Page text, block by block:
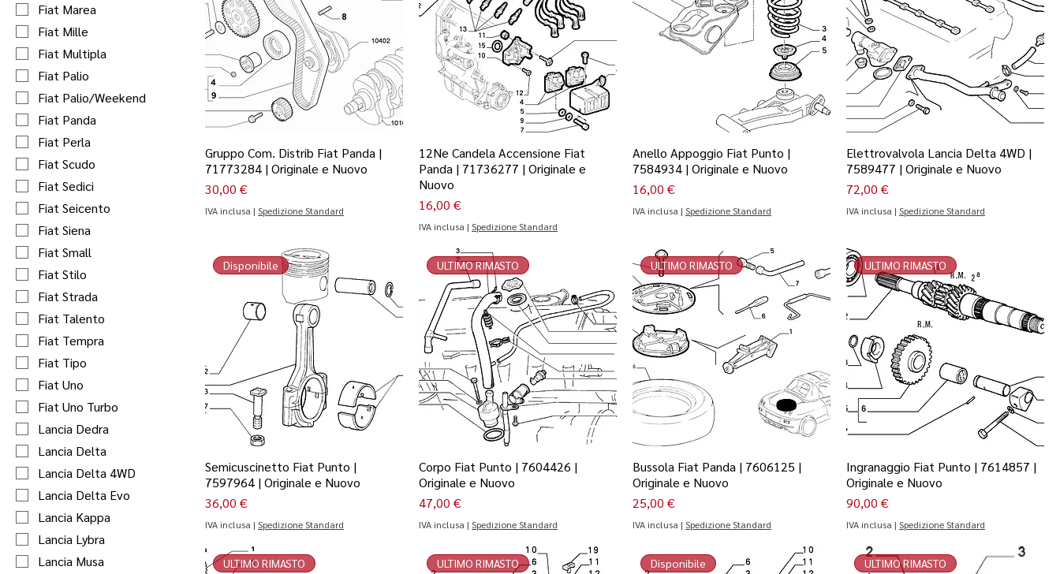
Fiat Marea
Fiat Mille
Fiat Multipla
Fiat Palio
Fiat Palio/Weekend
Fiat Panda
Fiat Perla
Fiat Scudo
Fiat Sedici
Fiat Seicento
Fiat Siena
Fiat Small
Fiat Stilo
Fiat Strada
Fiat Talento
Fiat Tempra
Fiat Tipo
Fiat Uno
Fiat Uno Turbo
Lancia Dedra
Lancia Delta
Lancia Delta 4WD
Lancia Delta Evo
Lancia Kappa
Lancia Lybra
Lancia Musa
Gruppo Com. Distrib Fiat Panda |
71773284 | Originale e Nuovo
Prezzo
30,00 €
IVA inclusa | Spedizione Standard
12Ne Candela Accensione Fiat
Panda | 71736277 | Originale e
Nuovo
Prezzo
16,00 €
IVA inclusa | Spedizione Standard
Anello Appoggio Fiat Punto |
7584934 | Originale e Nuovo
Prezzo
16,00 €
IVA inclusa | Spedizione Standard
Elettrovalvola Lancia Delta 4WD |
7589477 | Originale e Nuovo
Prezzo
72,00 €
IVA inclusa | Spedizione Standard
Disponibile
Semicuscinetto Fiat Punto |
7597964 | Originale e Nuovo
Prezzo
36,00 €
IVA inclusa | Spedizione Standard
ULTIMO RIMASTO
Corpo Fiat Punto | 7604426 |
Originale e Nuovo
Prezzo
47,00 €
IVA inclusa | Spedizione Standard
ULTIMO RIMASTO
Bussola Fiat Panda | 7606125 |
Originale e Nuovo
Prezzo
25,00 €
IVA inclusa | Spedizione Standard
ULTIMO RIMASTO
Ingranaggio Fiat Punto | 7614857 |
Originale e Nuovo
Prezzo
90,00 €
IVA inclusa | Spedizione Standard
ULTIMO RIMASTO ULTIMO RIMASTO Disponibile ULTIMO RIMASTO